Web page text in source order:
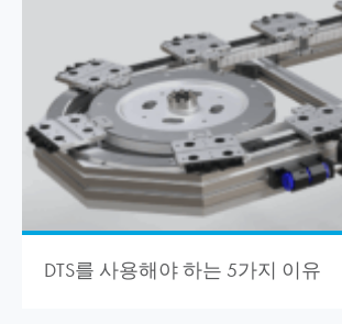
DTS를 사용해야 하는 5가지 이유